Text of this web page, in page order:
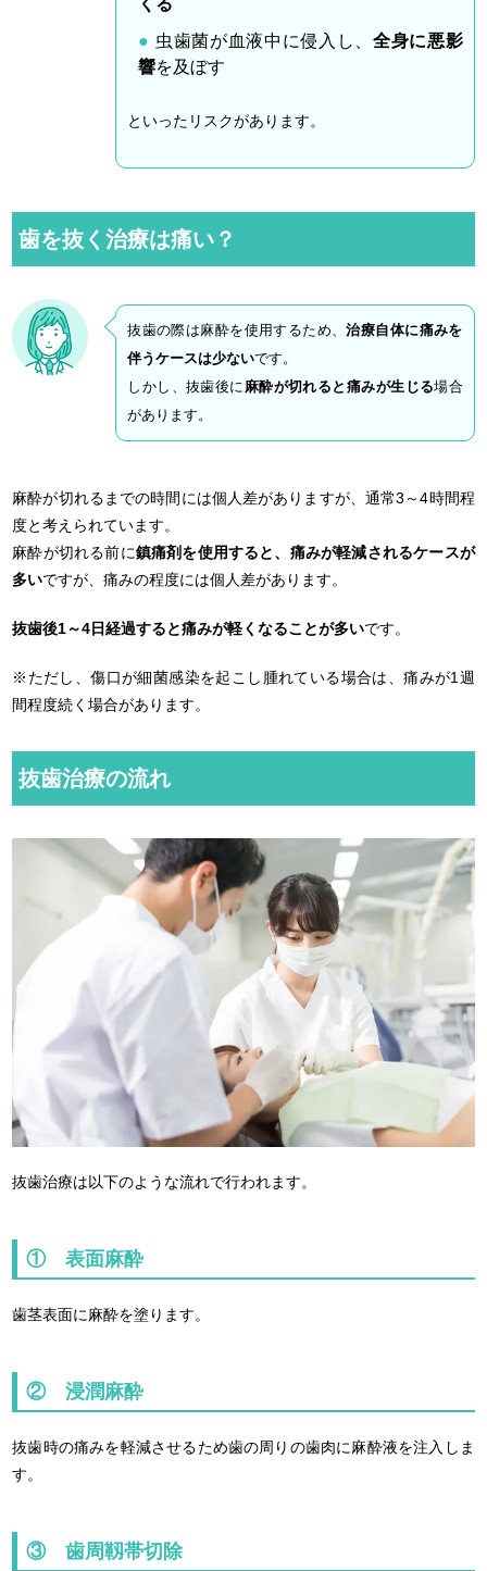
くる
虫歯菌が血液中に侵入し、全身に悪影
響を及ぼす
といったリスクがあります。
歯を抜く治療は痛い？
抜歯の際は麻酔を使用するため、治療自体に痛みを
伴うケースは少ないです。
しかし、抜歯後に 麻酔が切れると痛みが生じる場合
があります。
麻酔が切れるまでの時間には個人差がありますが、通常3～4時間程
度と考えられています。
麻酔が切れる前に鎮痛剤を使用すると、痛みが軽減されるケースが
多いですが、痛みの程度には個人差があります。
抜歯後1～4日経過すると痛みが軽くなることが多いです。
※ただし、傷口が細菌感染を起こし腫れている場合は、痛みが1週
間程度続く場合があります。
抜歯治療の流れ
抜歯治療は以下のような流れで行われます。
① 表面麻酔
歯茎表面に麻酔を塗ります。
② 浸潤麻酔
抜歯時の痛みを軽減させるため歯の周りの歯肉に麻酔液を注入しま
す。
③ 歯周靱帯切除